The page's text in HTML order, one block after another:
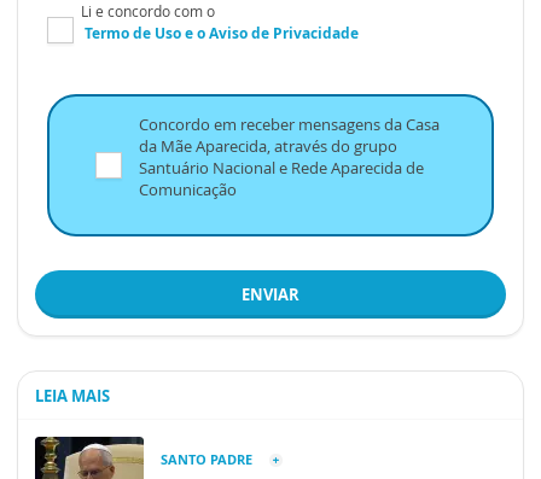
Li e concordo com o
Termo de Usoe oAviso de Privacidade
Concordo em receber mensagens da Casa
da Mãe Aparecida, através do grupo
Santuário Nacional e Rede Aparecida de
Comunicação
ENVIAR
LEIA MAIS
SANTO PADRE